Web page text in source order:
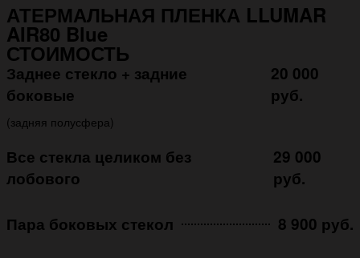
АТЕРМАЛЬНАЯ ПЛЕНКА LLUMAR
AIR80 Blue
СТОИМОСТЬ
Заднее стекло + задние
боковые
20 000
руб.
(задняя полусфера)
Все стекла целиком без
лобового
29 000
руб.
Пара боковых стекол 8 900 руб.